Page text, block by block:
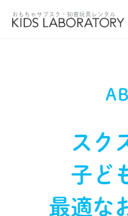
スク
子ど
最適な